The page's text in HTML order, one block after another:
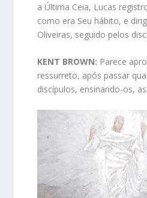
a Última Ceia, Lucas
como era Seu hábito, e
Oliveiras, seguido pelos
KENT BROWN: Parece
ressurreto, após passar
discípulos, ensinando-os,